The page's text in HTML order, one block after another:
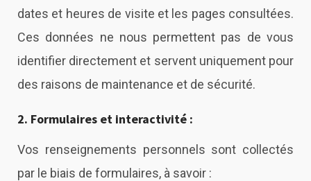
dates et heures de visite et les pages consultées.
Ces données ne nous permettent pas de vous
identifier directement et servent uniquement pour
des raisons de maintenance et de sécurité.
2. Formulaires et interactivité :
Vos renseignements personnels sont collectés
par le biais de formulaires, à savoir :